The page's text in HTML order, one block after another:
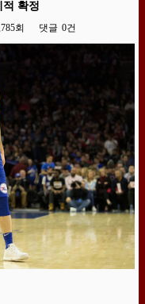
확정
회 댓글 0건